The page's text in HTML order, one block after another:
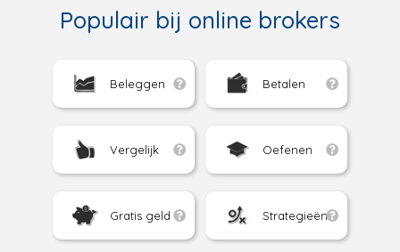
Populair bij online brokers
Beleggen Betalen
Vergelijk Oefenen
Gratis geld Strategieën